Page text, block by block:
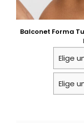
Balconet Forma